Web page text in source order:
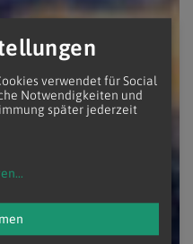
verwendet für Social
Notwendigkeiten und
später jederzeit
...